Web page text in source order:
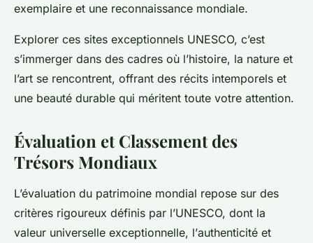
exemplaire et une reconnaissance mondiale.
Explorer ces sites exceptionnels UNESCO, c’est
s’immerger dans des cadres où l’histoire, la nature et
l’art se rencontrent, offrant des récits intemporels et
une beauté durable qui méritent toute votre attention.
Évaluation et Classement des
Trésors Mondiaux
L’évaluation du patrimoine mondial repose sur des
critères rigoureux définis par l’UNESCO, dont la
valeur universelle exceptionnelle, l’authenticité et